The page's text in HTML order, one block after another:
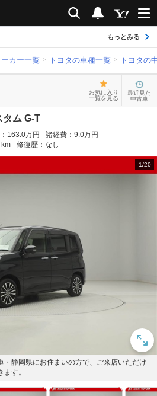
検索 通知
もっとみる
ーカー一覧 トヨタの車種一覧 トヨタの
お気に入り
一覧を見る
最近見た
中古車
タム G-T
163.0万円 諸経費： 9.0万円
修復歴： なし
1/20
・静岡県にお住まいの方で、ご来店いただけ
す。